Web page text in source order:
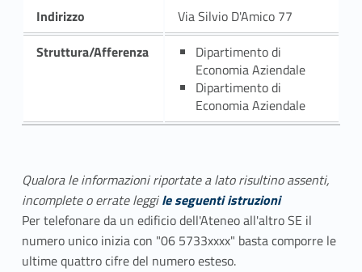
Indirizzo
Via Silvio D'Amico 77
Struttura/Afferenza
Dipartimento di
Economia Aziendale
Dipartimento di
Economia Aziendale
Qualora le informazioni riportate a lato risultino assenti,
incomplete o errate leggile seguenti istruzioni
Per telefonare da un edificio dell'Ateneo all'altro SE il
numero unico inizia con "06 5733xxxx" basta comporre le
ultime quattro cifre del numero esteso.